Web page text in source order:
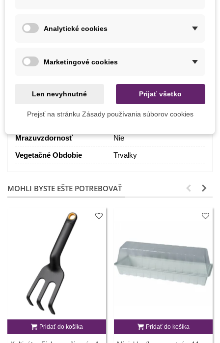
Farba Kvetu
Stanovište
SemenaOnline
V exteriéri
Odroda
Mrazuvzdornosť Nie
Vegetačné Obdobie Trvalky
MOHLI BYSTE EŠTE POTREBOVAŤ
Pridať do košíka Pridať do košíka
Analytické cookies
Marketingové cookies
Len nevyhnutné Prijať všetko
Prejsť na stránku Zásady používania súborov cookies